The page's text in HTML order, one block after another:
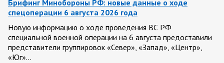
Брифинг Минобороны РФ: новые данные о ходе
спецоперации 6 августа 2026 года
Новую информацию о ходе проведения ВС РФ
специальной военной операции на 6 августа предоставили
представители группировок «Север», «Запад», «Центр»,
«Юг»…